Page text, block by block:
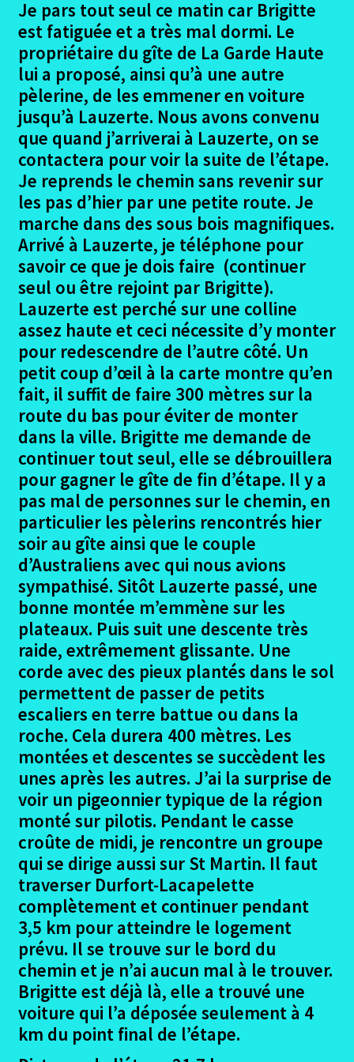
menu
Podiensis – Figeac – Moissac
le
menu
Le Projet Figeac – Moissac
Les Participants Figeac – Moissac
Le Trajet – les étapes
Ouvrir
le
menu
enfant
Figeac
Figeac Photos
Figeac – Le Gréalou
Figeac – Le Gréalou photos
Le Gréalou – St Jean de Laur
Le Gréalou – St Jean de Laur photos
St Jean de Laur – Varaire
St Jean de Laur – Varaire photos
Varaire – La Burgade (L’Escalié)
Varaire – La Burgade photos
La Burgade – La Rozière (Les Mathieux)
La Burgade – La Rozière photos
La Rozière – Lascabanes
La Rozière – Lascabanes Photos
Lascabanes – Montlauzun (La Garde Haute)
Lascabanes-Montlauzun (La Garde Haute)
photos
Montlauzun (la Garde Haute) – Durfort
Lacapelette (ST Martin)
Montlauzun – Durfort La Capelette photos (St
Martin)
Durfort Lacapelette (St Martin) – Moissac
Je pars tout seul ce matin car Brigitte
est fatiguée et a très mal dormi. Le
propriétaire du gîte de La Garde Haute
lui a proposé, ainsi qu’à une autre
pèlerine, de les emmener en voiture
jusqu’à Lauzerte. Nous avons convenu
que quand j’arriverai à Lauzerte, on se
contactera pour voir la suite de l’étape.
Je reprends le chemin sans revenir sur
les pas d’hier par une petite route. Je
marche dans des sous bois magnifiques.
Arrivé à Lauzerte, je téléphone pour
savoir ce que je dois faire (continuer
seul ou être rejoint par Brigitte).
Lauzerte est perché sur une colline
assez haute et ceci nécessite d’y monter
pour redescendre de l’autre côté. Un
petit coup d’œil à la carte montre qu’en
fait, il suffit de faire 300 mètres sur la
route du bas pour éviter de monter
dans la ville. Brigitte me demande de
continuer tout seul, elle se débrouillera
pour gagner le gîte de fin d’étape. Il y a
pas mal de personnes sur le chemin, en
particulier les pèlerins rencontrés hier
soir au gîte ainsi que le couple
d’Australiens avec qui nous avions
sympathisé. Sitôt Lauzerte passé, une
bonne montée m’emmène sur les
plateaux. Puis suit une descente très
raide, extrêmement glissante. Une
corde avec des pieux plantés dans le sol
permettent de passer de petits
escaliers en terre battue ou dans la
roche. Cela durera 400 mètres. Les
montées et descentes se succèdent les
unes après les autres. J’ai la surprise de
voir un pigeonnier typique de la région
monté sur pilotis. Pendant le casse
croûte de midi, je rencontre un groupe
qui se dirige aussi sur St Martin. Il faut
traverser Durfort-Lacapelette
complètement et continuer pendant
3,5 km pour atteindre le logement
prévu. Il se trouve sur le bord du
chemin et je n’ai aucun mal à le trouver.
Brigitte est déjà là, elle a trouvé une
voiture qui l’a déposée seulement à 4
km du point final de l’étape.